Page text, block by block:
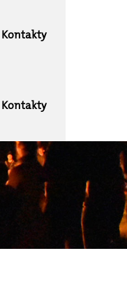
Kontakty
Kontakty